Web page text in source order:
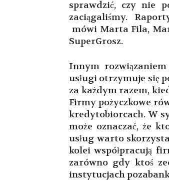
sprawdzić, czy nie
zaciągaliśmy.
mówi Marta Fila,
SuperGrosz.
Innym
usługi otrzymuje się
za każdym razem,
Firmy pożyczkowe
kredytobiorcach. W
może oznaczać, że
usług warto
kolei współpracują
zarówno gdy ktoś
instytucjach